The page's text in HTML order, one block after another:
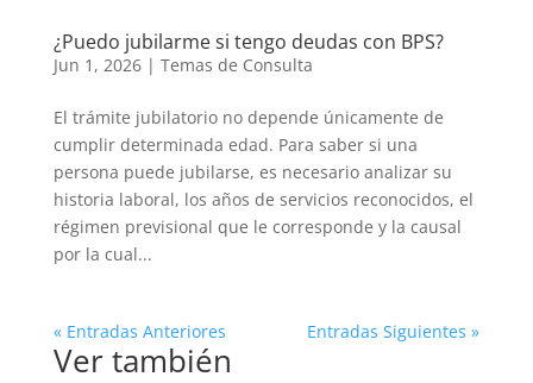
¿Puedo jubilarme si tengo deudas con BPS?
Jun 1, 2026| Temas de Consulta
El trámite jubilatorio no depende únicamente de
cumplir determinada edad. Para saber si una
persona puede jubilarse, es necesario analizar su
historia laboral, los años de servicios reconocidos, el
régimen previsional que le corresponde y la causal
por la cual...
« Entradas Anteriores Entradas Siguientes »
Ver también